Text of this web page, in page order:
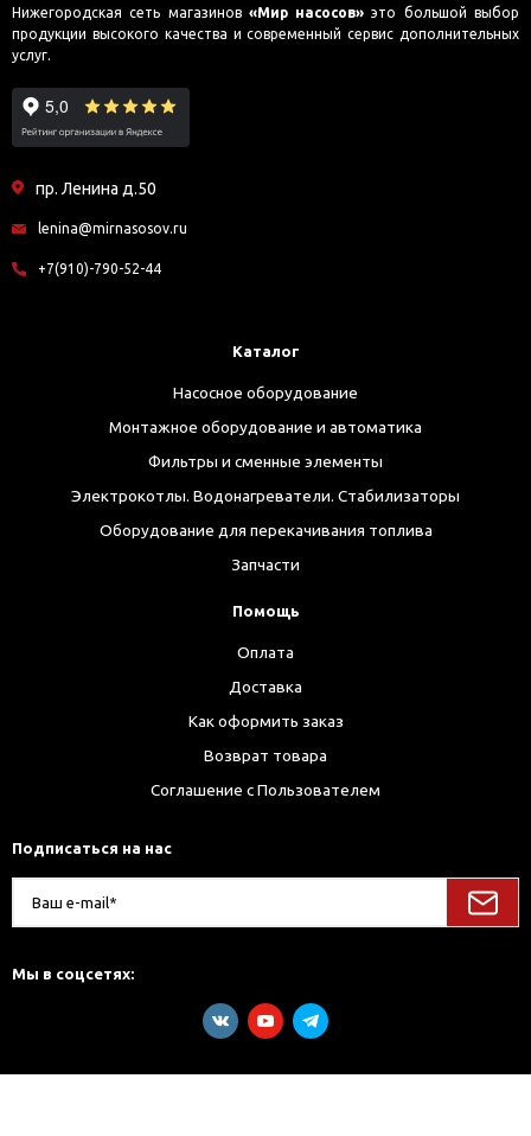
Нижегородская сеть магазинов «Мир насосов» это большой выбор
продукции высокого качества и современный сервис дополнительных
услуг.
пр. Ленина д.50
lenina@mirnasosov.ru
+7(910)-790-52-44
Каталог
Насосное оборудование
Монтажное оборудование и автоматика
Фильтры и сменные элементы
Электрокотлы. Водонагреватели. Стабилизаторы
Оборудование для перекачивания топлива
Запчасти
Помощь
Оплата
Доставка
Как оформить заказ
Возврат товара
Соглашение с Пользователем
Подписаться на нас
Мы в соцсетях: